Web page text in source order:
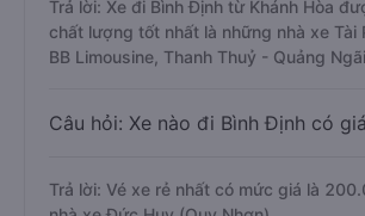
Trả lời: Xe đi Bình Định từ Khánh Hòa
chất lượng tốt nhất là những nhà xe Tài
BB Limousine, Thanh Thuỷ - Quảng
Câu hỏi: Xe nào đi Bình Định có
Trả lời: Vé xe rẻ nhất có mức giá là